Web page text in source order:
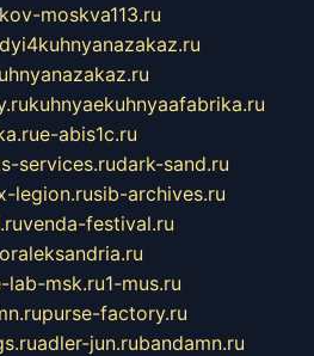
moskva113.ru
kuhnyaekuhnyaafabrika.ru
e-abis1c.ru
services.rudark-sand.ru
legion.rusib-archives.ru
venda-festival.ru
lab-msk.ru1-mus.ru
purse-factory.ru
adler-jun.rubandamn.ru